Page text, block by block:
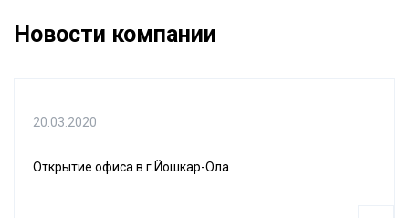
Новости компании
20.03.2020
Открытие офиса в г.Йошкар-Ола